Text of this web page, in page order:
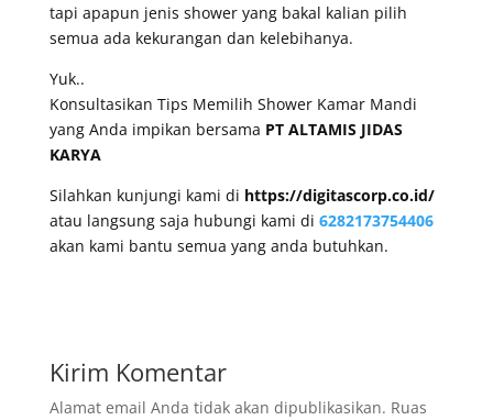
tapi apapun jenis shower yang bakal kalian pilih
semua ada kekurangan dan kelebihanya.
Yuk..
Konsultasikan Tips Memilih Shower Kamar Mandi
yang Anda impikan bersama PT ALTAMIS JIDAS
KARYA
Silahkan kunjungi kami di https://digitascorp.co.id/
atau langsung saja hubungi kami di 6282173754406
akan kami bantu semua yang anda butuhkan.
Kirim Komentar
Alamat email Anda tidak akan dipublikasikan. Ruas